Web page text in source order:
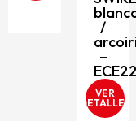
ECE2206
fluo
–
VER
DETALLES